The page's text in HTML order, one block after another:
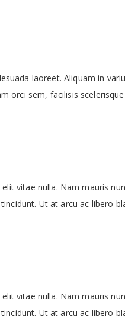
laoreet. Aliquam in
orci sem, facilisis
vitae nulla. Nam mauris
Ut at arcu ac libero
vitae nulla. Nam mauris
Ut at arcu ac libero